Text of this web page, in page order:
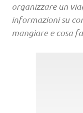
organizzare un
informazioni su
mangiare e cosa